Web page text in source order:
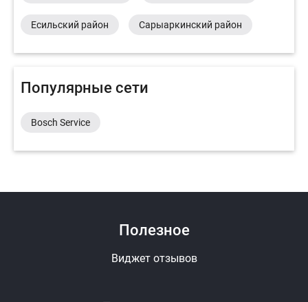
Есильский район Сарыаркинский район
Популярные сети
Bosch Service
Полезное
Виджет отзывов